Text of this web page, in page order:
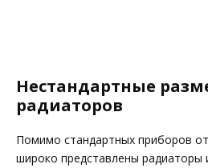
Нестандартные
радиаторов
Помимо стандартных приборов
широко представлены радиаторы